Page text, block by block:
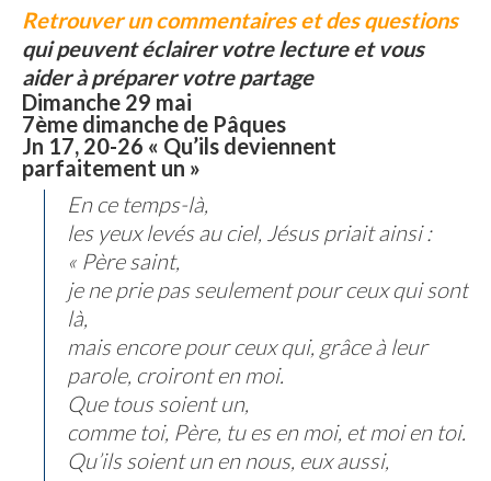
Retrouver un commentaires et des questions
qui peuvent éclairer votre lecture et vous
aider à préparer votre partage
Dimanche 29 mai
7ème dimanche de Pâques
Jn 17, 20-26 « Qu’ils deviennent
parfaitement un »
En ce temps-là,
les yeux levés au ciel, Jésus priait ainsi :
« Père saint,
je ne prie pas seulement pour ceux qui sont
là,
mais encore pour ceux qui, grâce à leur
parole, croiront en moi.
Que tous soient un,
comme toi, Père, tu es en moi, et moi en toi.
Qu’ils soient un en nous, eux aussi,